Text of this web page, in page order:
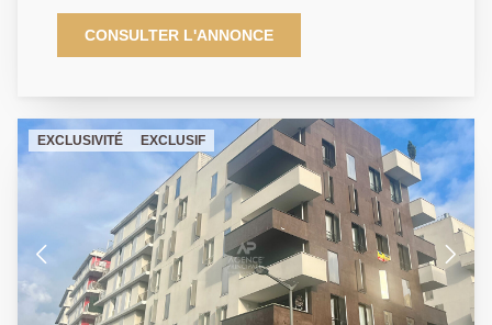
bon état offrant : une entrée, un séjour ouvrant sur un
bel espace extérieur, une cuisine indépendante, une
chambre et une salle de bains. Cet appartement
commercial. EXCLUSIVITE. 01 84 24 09 09
CONSULTER L'ANNONCE
EXCLUSIVITÉ EXCLUSIF